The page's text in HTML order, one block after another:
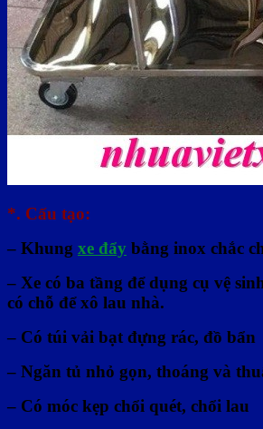
*. Cấu tạo:
– Khung xe đẩy bằng inox chắc
– Xe có ba tầng để dụng cụ vệ
có chỗ để xô lau nhà.
– Có túi vải bạt đựng rác, đồ bẩn
– Ngăn tủ nhỏ gọn, thoáng và
– Có móc kẹp chổi quét, chổi lau